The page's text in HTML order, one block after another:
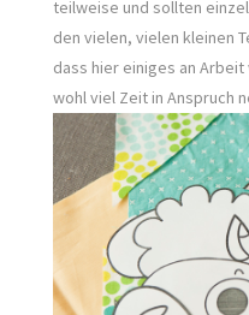
teilweise und sollten
den vielen, vielen kleinen
dass hier einiges an
wohl viel Zeit in Anspruch